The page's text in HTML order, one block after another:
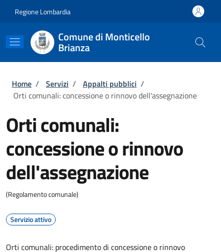
Regione Lombardia
Comune di Monticello
Brianza
Briciole di pane
Home / Servizi / Appalti pubblici /
Orti comunali: concessione o rinnovo dell'assegnazione
Orti comunali:
concessione o rinnovo
dell'assegnazione
(Regolamento comunale)
Servizio attivo
Orti comunali: procedimento di concessione o rinnovo